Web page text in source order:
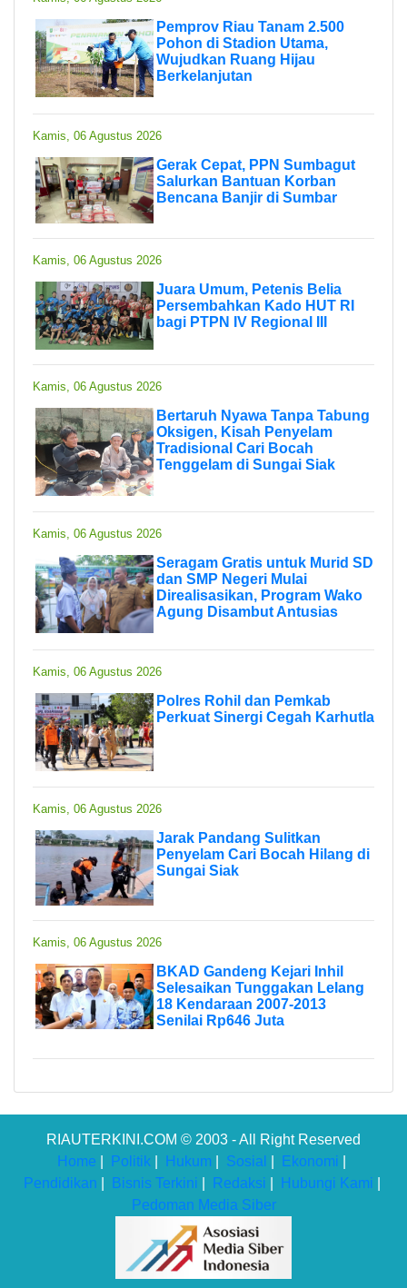
Pemprov Riau Tanam 2.500
Pohon di Stadion Utama,
Wujudkan Ruang Hijau
Berkelanjutan
Kamis, 06 Agustus 2026
Gerak Cepat, PPN Sumbagut
Salurkan Bantuan Korban
Bencana Banjir di Sumbar
Kamis, 06 Agustus 2026
Juara Umum, Petenis Belia
Persembahkan Kado HUT RI
bagi PTPN IV Regional III
Kamis, 06 Agustus 2026
Bertaruh Nyawa Tanpa Tabung
Oksigen, Kisah Penyelam
Tradisional Cari Bocah
Tenggelam di Sungai Siak
Kamis, 06 Agustus 2026
Seragam Gratis untuk Murid SD
dan SMP Negeri Mulai
Direalisasikan, Program Wako
Agung Disambut Antusias
Kamis, 06 Agustus 2026
Polres Rohil dan Pemkab
Perkuat Sinergi Cegah Karhutla
Kamis, 06 Agustus 2026
Jarak Pandang Sulitkan
Penyelam Cari Bocah Hilang di
Sungai Siak
Kamis, 06 Agustus 2026
BKAD Gandeng Kejari Inhil
Selesaikan Tunggakan Lelang
18 Kendaraan 2007-2013
Senilai Rp646 Juta
RIAUTERKINI.COM © 2003 - All Right Reserved
Home
Politik Hukum Sosial Ekonomi
Pendidikan
Bisnis Terkini Redaksi Hubungi Kami
Pedoman Media Siber